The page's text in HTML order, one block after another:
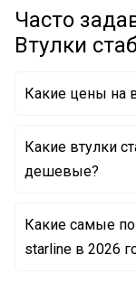
Часто
Втулки
Какие цены на
Какие втулки
дешевые?
Опора,
Какие самые
starline в 2026